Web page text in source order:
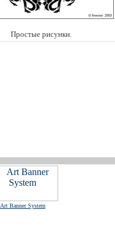
Простые рисунки.
Art Banner System